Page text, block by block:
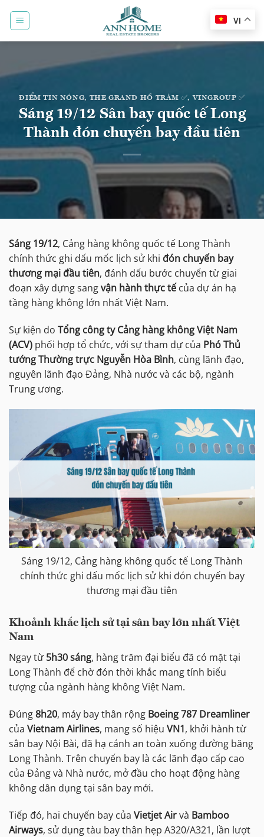
qua
VI
ĐIỂM TIN NÓNG, THE GRAND HỒ TRÀM ✅,VINGROUP ✅
Sáng 19/12 Sân bay quốc tế Long
Thành đón chuyến bay đầu tiên
Sáng 19/12, Cảng hàng không quốc tế Long Thành
chính thức ghi dấu mốc lịch sử khi đón chuyến bay
thương mại đầu tiên, đánh dấu bước chuyển từ giai
đoạn xây dựng sangvận hành thực tế của dự án hạ
tầng hàng không lớn nhất Việt Nam.
Sự kiện do Tổng công ty Cảng hàng không Việt Nam
(ACV) phối hợp tổ chức, với sự tham dự của Phó Thủ
tướng Thường trực Nguyễn Hòa Bình, cùng lãnh đạo,
nguyên lãnh đạo Đảng, Nhà nước và các bộ, ngành
Trung ương.
Sáng 19/12, Cảng hàng không quốc tế Long Thành
chính thức ghi dấu mốc lịch sử khi đón chuyến bay
thương mại đầu tiên
Khoảnh khắc lịch sử tại sân bay lớn nhất Việt
Nam
Ngay từ 5h30 sáng, hàng trăm đại biểu đã có mặt tại
Long Thành để chờ đón thời khắc mang tính biểu
tượng của ngành hàng không Việt Nam.
Đúng8h20, máy bay thân rộng Boeing 787 Dreamliner
của Vietnam Airlines, mang số hiệu VN1, khởi hành từ
sân bay Nội Bài, đã hạ cánh an toàn xuống đường băng
Long Thành. Trên chuyến bay là các lãnh đạo cấp cao
của Đảng và Nhà nước, mở đầu cho hoạt động hàng
không dân dụng tại sân bay mới.
Tiếp đó, hai chuyến bay của Vietjet Airvà Bamboo
Airways, sử dụng tàu bay thân hẹp A320/A321, lần lượt